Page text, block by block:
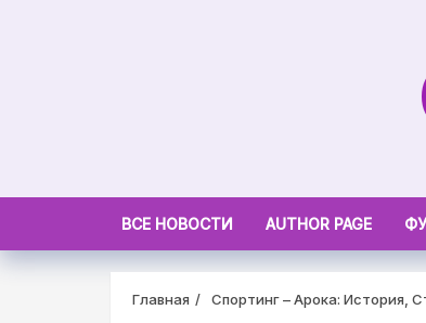
ВСЕ НОВОСТИ AUTHOR PAGE
Главная Спортинг – Арока: История,